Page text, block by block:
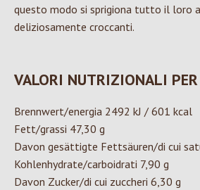
questo modo si sprigiona tutto il loro
deliziosamente croccanti.
VALORI NUTRIZIONALI
Brennwert/energia 2492 kJ / 601 kcal
Fett/grassi 47,30 g
Davon gesättigte Fettsäuren/di cui
Kohlenhydrate/carboidrati 7,90 g
Davon Zucker/di cui zuccheri 6,30 g